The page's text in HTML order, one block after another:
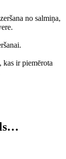
no salmiņa,
kas ir piemērota